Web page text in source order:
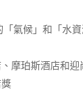
氣候」和「水
摩珀斯酒店和